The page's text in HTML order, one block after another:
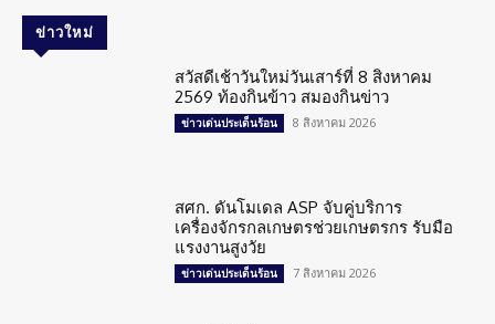
ข่าวใหม่
สวัสดีเช้าวันใหม่วันเสาร์ที่ 8 สิงหาคม
2569 ท้องกินข้าว สมองกินข่าว
ข่าวเด่นประเด็นร้อน 8 สิงหาคม 2026
สศก. ดันโมเดล ASP จับคู่บริการ
เครื่องจักรกลเกษตรช่วยเกษตรกร รับมือ
แรงงานสูงวัย
ข่าวเด่นประเด็นร้อน 7 สิงหาคม 2026